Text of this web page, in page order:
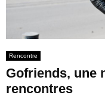
Rencontre
Gofriends, une
rencontres